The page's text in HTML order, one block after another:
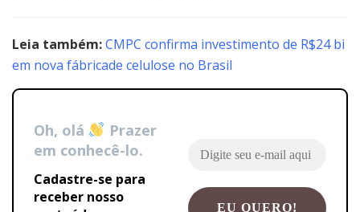
Leia também:CMPC confirma investimento de R$24 bi
em nova fábricade celulose no Brasil
Oh, olá
Prazer
em conhecê-lo.
Cadastre-se para
receber nosso